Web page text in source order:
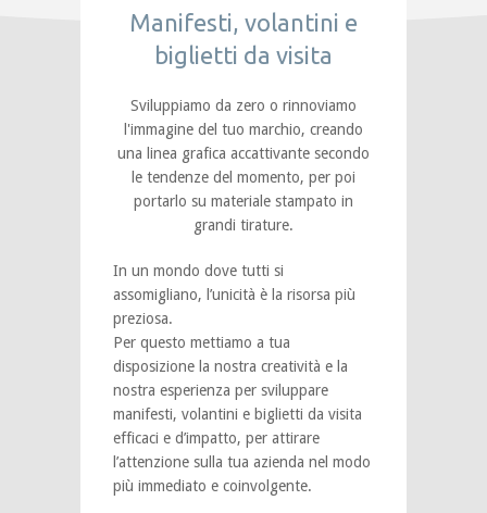
Manifesti, volantini e
biglietti da visita
Sviluppiamo da zero o rinnoviamo
l'immagine del tuo marchio, creando
una linea grafica accattivante secondo
le tendenze del momento, per poi
portarlo su materiale stampato in
grandi tirature.
In un mondo dove tutti si
assomigliano, l’unicità è la risorsa più
preziosa.
Per questo mettiamo a tua
disposizione la nostra creatività e la
nostra esperienza per sviluppare
manifesti, volantini e biglietti da visita
efficaci e d’impatto, per attirare
l’attenzione sulla tua azienda nel modo
più immediato e coinvolgente.